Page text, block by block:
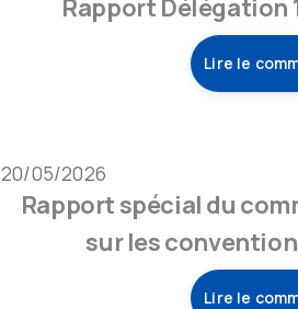
Rapport Délégation
Lire le
20/05/2026
Rapport spécial du
sur les
Lire le